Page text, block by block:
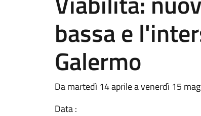
bassa e
Galermo
Da martedì 14 aprile a venerdì 15
Data :